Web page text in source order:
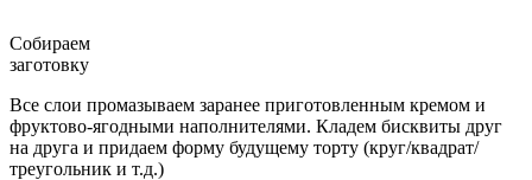
Собираем
заготовку
Все слои промазываем заранее приготовленным кремом и
фруктово-ягодными наполнителями. Кладем бисквиты друг
на друга и придаем форму будущему торту (круг/квадрат/
треугольник и т.д.)